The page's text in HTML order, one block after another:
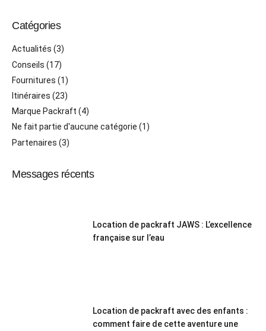
Catégories
Actualités (3)
Conseils (17)
Fournitures (1)
Itinéraires (23)
Marque Packraft (4)
Ne fait partie d'aucune catégorie (1)
Partenaires (3)
Messages récents
Location de packraft JAWS : L’excellence
française sur l’eau
Location de packraft avec des enfants :
comment faire de cette aventure une